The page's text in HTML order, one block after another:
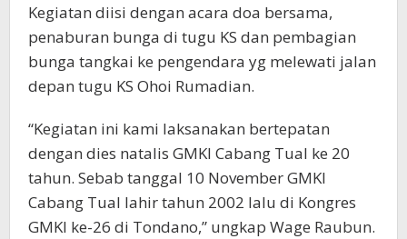
Kegiatan diisi dengan acara doa bersama,
penaburan bunga di tugu KS dan pembagian
bunga tangkai ke pengendara yg melewati jalan
depan tugu KS Ohoi Rumadian.
“Kegiatan ini kami laksanakan bertepatan
dengan dies natalis GMKI Cabang Tual ke 20
tahun. Sebab tanggal 10 November GMKI
Cabang Tual lahir tahun 2002 lalu di Kongres
GMKI ke-26 di Tondano,” ungkap Wage Raubun.